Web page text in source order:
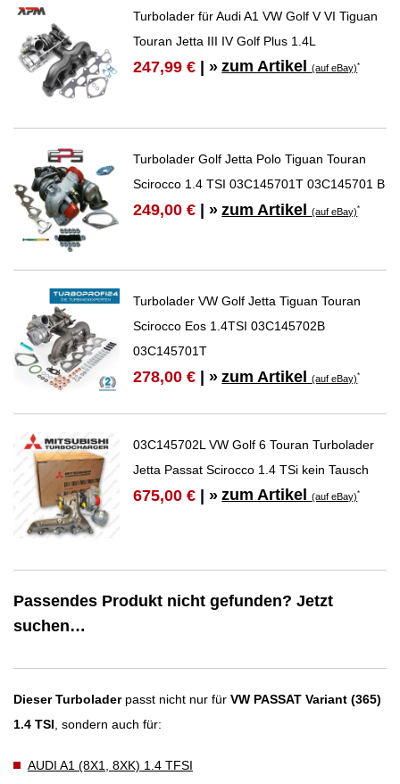
Turbolader für Audi A1 VW Golf V VI Tiguan
Touran Jetta III IV Golf Plus 1.4L
247,99 € | » zum Artikel(auf eBay)*
Turbolader Golf Jetta Polo Tiguan Touran
Scirocco 1.4 TSI 03C145701T 03C145701 B
249,00 € | » zum Artikel(auf eBay)*
Turbolader VW Golf Jetta Tiguan Touran
Scirocco Eos 1.4TSI 03C145702B
03C145701T
278,00 € | » zum Artikel(auf eBay)*
03C145702L VW Golf 6 Touran Turbolader
Jetta Passat Scirocco 1.4 TSi kein Tausch
675,00 € | » zum Artikel(auf eBay)*
Passendes Produkt nicht gefunden? Jetzt
suchen…
Dieser Turboladerpasst nicht nur für VW PASSAT Variant (365)
1.4 TSI , sondern auch für:
AUDI A1 (8X1, 8XK) 1.4 TFSI